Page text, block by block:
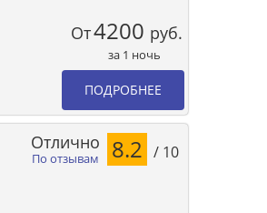
От4200 руб.
за 1 ночь
ПОДРОБНЕЕ
По отзывам
Отлично 8.2 / 10